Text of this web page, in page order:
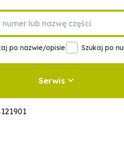
po nazwie/opisie Szukaj po
Serwis